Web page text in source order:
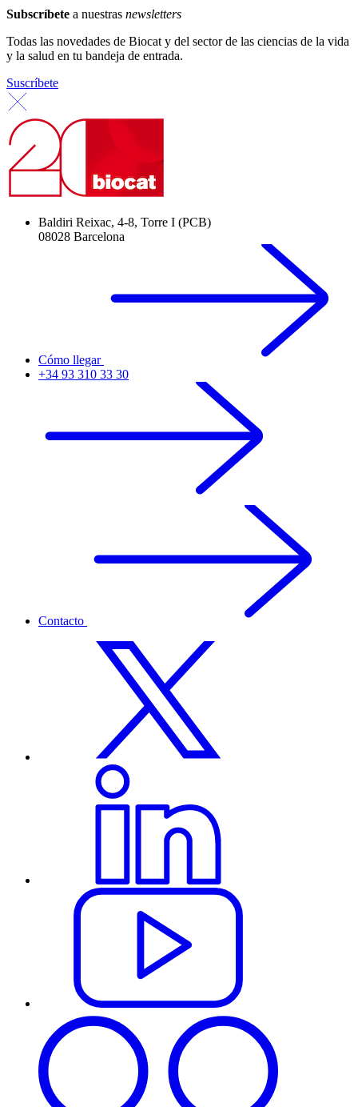
Subscríbete a nuestras newsletters
Todas las novedades de Biocat y del sector de las ciencias de la vida
y la salud en tu bandeja de entrada.
Suscríbete
Baldiri Reixac, 4-8, Torre I (PCB)
08028 Barcelona
Cómo llegar
+34 93 310 33 30
Contacto